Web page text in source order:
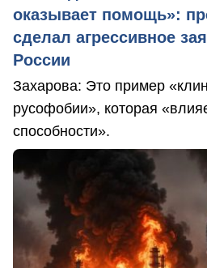
оказывает помощь»:
сделал агрессивное
России
Захарова: Это пример
русофобии», которая
способности».